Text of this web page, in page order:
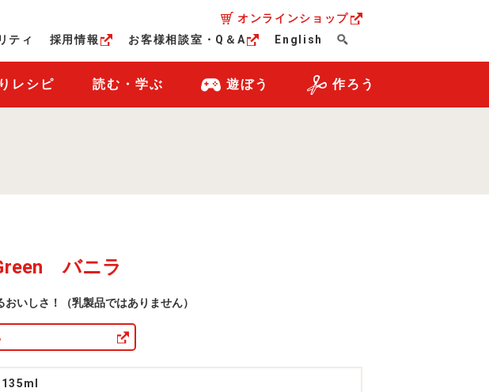
オンラインショップ
ティ 採用情報 お客様相談室・Q＆A English
レシピ 読む・学ぶ 遊ぼう 作ろう
バニラ
いしさ！（乳製品ではありません）
135ml